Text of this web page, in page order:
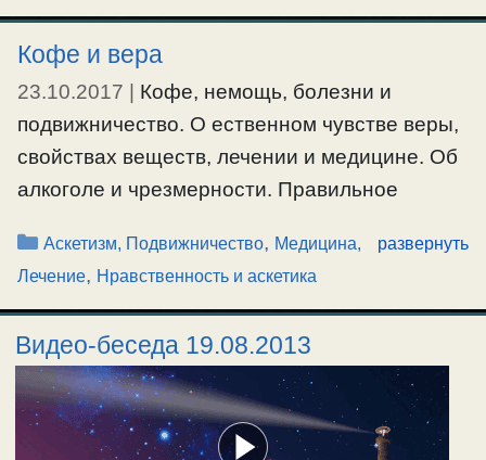
Кофе и вера
23.10.2017 | Кофе, немощь, болезни и
подвижничество. О ественном чувстве веры,
свойствах веществ, лечении и медицине. Об
алкоголе и чрезмерности. Правильное
#алкоголизм,#болезнь,#вера,#вино
#крайности,#лечение,#медицина,#подвижничество,
#самоуверенность, #спасение,#телеснаянемощь
Рубрики
Аскетизм, Подвижничество, Медицина,
Лечение, Нравственность и аскетика
развернуть
Видео-беседа 19.08.2013